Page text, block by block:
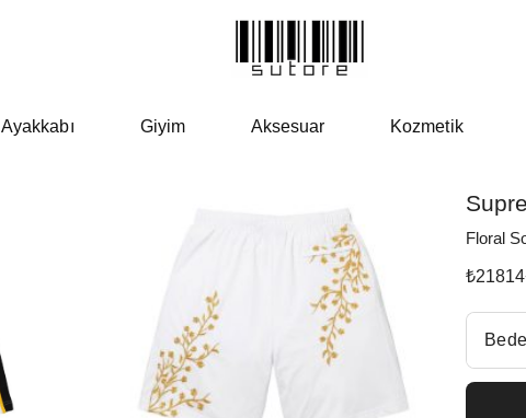
Ayakkabı Giyim Aksesuar Kozmetik
Floral
₺21814
Beden Seç